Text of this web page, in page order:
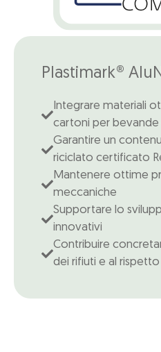
Plastimark®
Integrare materiali
cartoni per bevande
Garantire un
riciclato certificato
Mantenere ottime
meccaniche
Supportare lo
innovativi
Contribuire
dei rifiuti e al